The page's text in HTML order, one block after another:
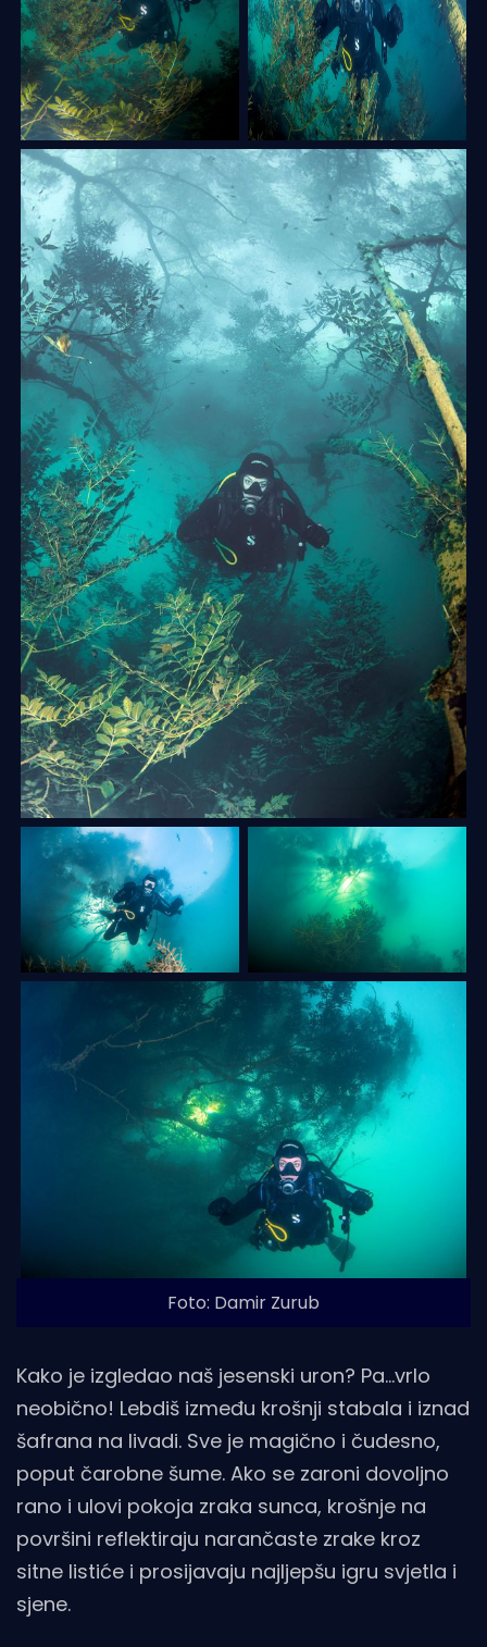
Foto: Damir Zurub
Kako je izgledao naš jesenski uron? Pa...vrlo
neobično! Lebdiš između krošnji stabala i iznad
šafrana na livadi. Sve je magično i čudesno,
poput čarobne šume. Ako se zaroni dovoljno
rano i ulovi pokoja zraka sunca, krošnje na
površini reflektiraju narančaste zrake kroz
sitne listiće i prosijavaju najljepšu igru svjetla i
sjene.